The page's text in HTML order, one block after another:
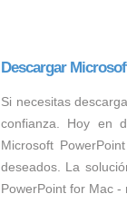
Descargar
Si necesitas
confianza. Hoy en
Microsoft
deseados. La
PowerPoint for Mac -